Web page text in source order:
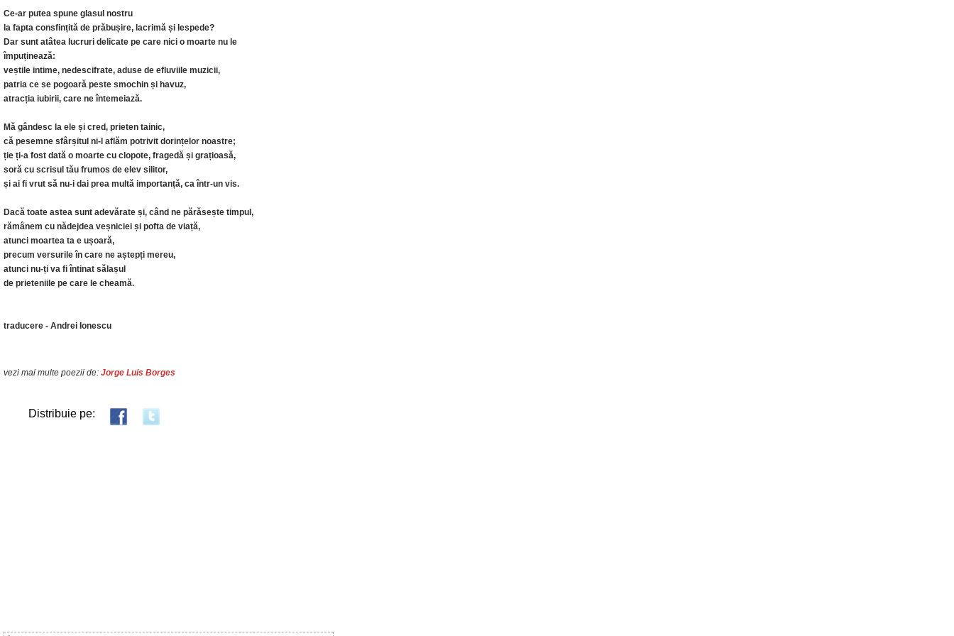
Ce-ar putea spune glasul nostru
la fapta consfințită de prăbușire, lacrimă și lespede?
Dar sunt atâtea lucruri delicate pe care nici o moarte nu le
împuținează:
veștile intime, nedescifrate, aduse de efluviile muzicii,
patria ce se pogoară peste smochin și havuz,
atracția iubirii, care ne întemeiază.
Mă gândesc la ele și cred, prieten tainic,
că pesemne sfârșitul ni-l aflăm potrivit dorințelor noastre;
ție ți-a fost dată o moarte cu clopote, fragedă și grațioasă,
soră cu scrisul tău frumos de elev silitor,
și ai fi vrut să nu-i dai prea multă importanță, ca într-un vis.
Dacă toate astea sunt adevărate și, când ne părăsește timpul,
rămânem cu nădejdea veșniciei și pofta de viață,
atunci moartea ta e ușoară,
precum versurile în care ne aștepți mereu,
atunci nu-ți va fi întinat sălașul
de prieteniile pe care le cheamă.
traducere - Andrei Ionescu
vezi mai multe poezii de: Jorge Luis Borges
Distribuie pe: